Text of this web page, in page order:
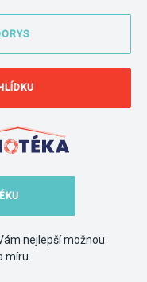
nejlepší možnou
míru.